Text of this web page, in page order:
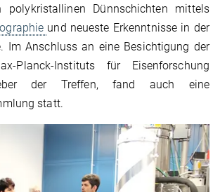
polykristallinen Dünnschichten mittels
und neueste Erkenntnisse in der
Im Anschluss an eine Besichtigung der
Planck-Instituts für Eisenforschung
der Treffen, fand auch eine
statt.